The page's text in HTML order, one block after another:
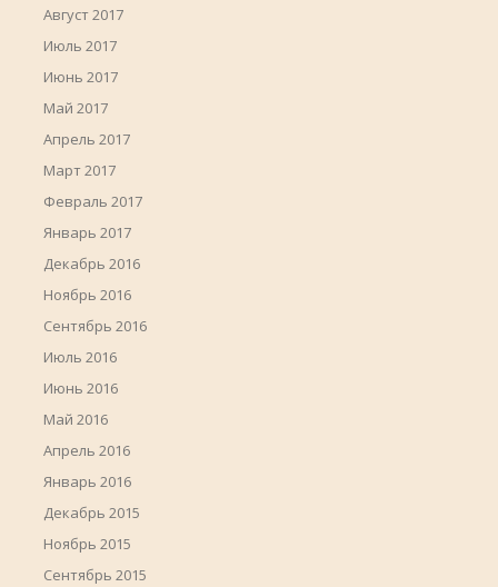
Август 2017
Июль 2017
Июнь 2017
Май 2017
Апрель 2017
Март 2017
Февраль 2017
Январь 2017
Декабрь 2016
Ноябрь 2016
Сентябрь 2016
Июль 2016
Июнь 2016
Май 2016
Апрель 2016
Январь 2016
Декабрь 2015
Ноябрь 2015
Сентябрь 2015